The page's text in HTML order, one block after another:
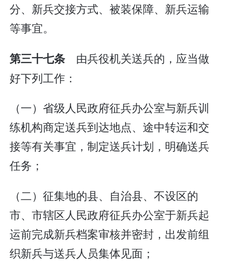
分、新兵交接方式、被装保障、新兵运输
等事宜。
第三十七条 由兵役机关送兵的，应当做
好下列工作：
（一）省级人民政府征兵办公室与新兵训
练机构商定送兵到达地点、途中转运和交
接等有关事宜，制定送兵计划，明确送兵
任务；
（二）征集地的县、自治县、不设区的
市、市辖区人民政府征兵办公室于新兵起
运前完成新兵档案审核并密封，出发前组
织新兵与送兵人员集体见面；